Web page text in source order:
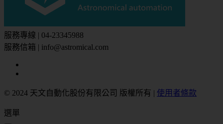
服務專線 | 04-23345988
服務信箱 | info@astromical.com
© 2024 天文自動化股份有限公司 版權所有 | 使用者條款
選單